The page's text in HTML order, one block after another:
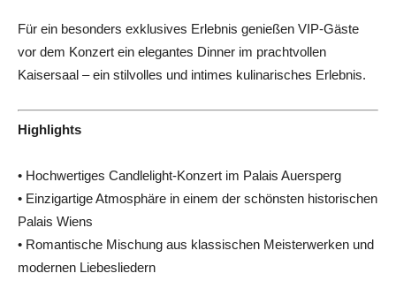
Für ein besonders exklusives Erlebnis genießen VIP-Gäste
vor dem Konzert ein elegantes Dinner im prachtvollen
Kaisersaal – ein stilvolles und intimes kulinarisches Erlebnis.
Highlights
• Hochwertiges Candlelight-Konzert im Palais Auersperg
• Einzigartige Atmosphäre in einem der schönsten historischen
Palais Wiens
• Romantische Mischung aus klassischen Meisterwerken und
modernen Liebesliedern